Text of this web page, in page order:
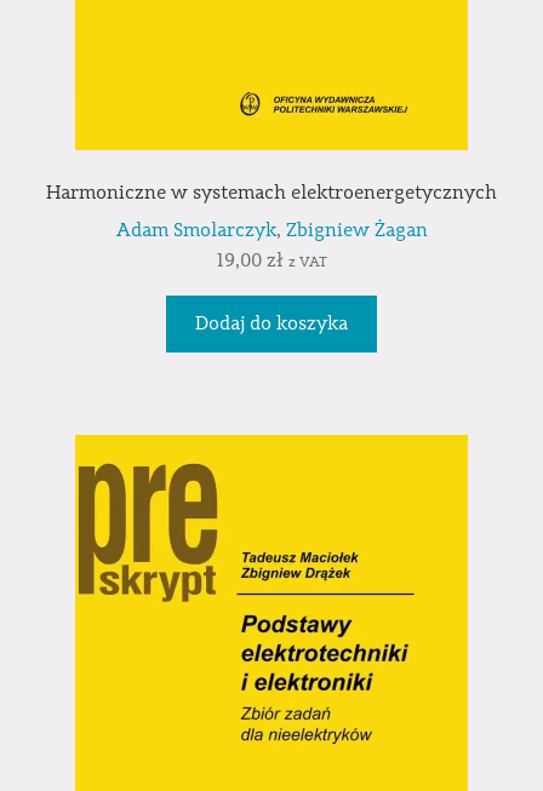
Harmoniczne w systemach elektroenergetycznych
Adam Smolarczyk, Zbigniew Żagan
19,00 zł z VAT
Dodaj do koszyka